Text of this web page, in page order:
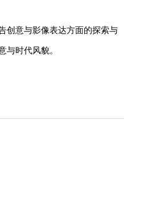
创意与影像表达方面的探索与
时代风貌。